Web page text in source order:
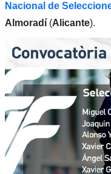
Nacional de
Almoradí(Alicante).